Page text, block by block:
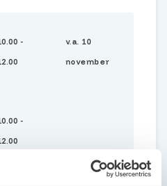
- v.a. 10
november
-